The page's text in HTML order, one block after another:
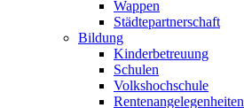
Wappen
Städtepartnerschaft
Bildung
Kinderbetreuung
Schulen
Volkshochschule
Rentenangelegenheiten